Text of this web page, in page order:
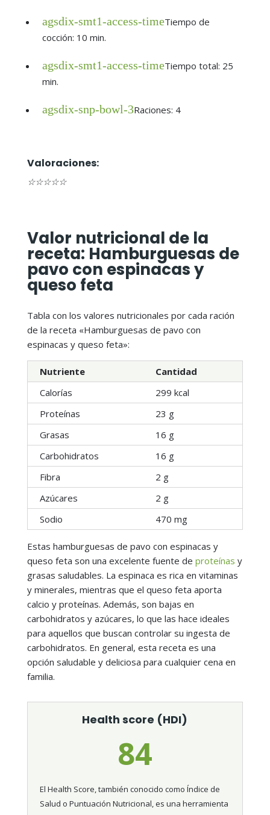
agsdix-smt1-access-timeTiempo de
cocción: 10 min.
agsdix-smt1-access-timeTiempo total: 25
min.
agsdix-snp-bowl-3Raciones: 4
Valoraciones:
☆☆☆☆☆
Valor nutricional de la
receta: Hamburguesas de
pavo con espinacas y
queso feta
Tabla con los valores nutricionales por cada ración
de la receta «Hamburguesas de pavo con
espinacas y queso feta»:
Nutriente
Cantidad
Calorías
299 kcal
Proteínas
23 g
Grasas
16 g
Carbohidratos
16 g
Fibra
2 g
Azúcares
2 g
Sodio
470 mg
Estas hamburguesas de pavo con espinacas y
queso feta son una excelente fuente de proteínas y
grasas saludables. La espinaca es rica en vitaminas
y minerales, mientras que el queso feta aporta
calcio y proteínas. Además, son bajas en
carbohidratos y azúcares, lo que las hace ideales
para aquellos que buscan controlar su ingesta de
carbohidratos. En general, esta receta es una
opción saludable y deliciosa para cualquier cena en
familia.
Health score (HDI)
84
El Health Score, también conocido como Índice de
Salud o Puntuación Nutricional, es una herramienta